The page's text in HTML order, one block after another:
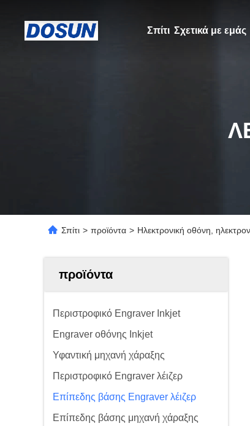
Σπίτι Σχετικά με εμάς
Σπίτι > προϊόντα > Ηλεκτρονική οθόνη,
προϊόντα
Περιστροφικό Engraver Inkjet
Engraver οθόνης Inkjet
Υφαντική μηχανή χάραξης
Περιστροφικό Engraver λέιζερ
Επίπεδης βάσης Engraver λέιζερ
Επίπεδης βάσης μηχανή χάραξης